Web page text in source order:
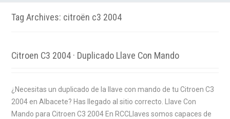
Tag Archives: citroën c3 2004
Citroen C3 2004 · Duplicado Llave Con Mando
¿Necesitas un duplicado de la llave con mando de tu Citroen C3
2004 en Albacete? Has llegado al sitio correcto. Llave Con
Mando para Citroen C3 2004 En RCCLlaves somos capaces de